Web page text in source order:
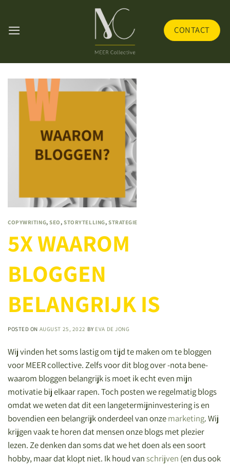
content
CONTACT
COPYWRITING,SEO ,STORYTELLING, STRATEGIE
5X WAAROM
BLOGGEN
BELANGRIJK IS
POSTED ON AUGUST 25, 2022 BY EVA DE JONG
Wij vinden het soms lastig om tijd te maken om te bloggen
voor MEER collective. Zelfs voor dit blog over -nota bene-
waarom bloggen belangrijk is moet ik echt even mijn
motivatie bij elkaar rapen.Toch posten we regelmatig blogs
omdat we weten dat dit een langetermijninvestering is en
bovendien een belangrijk onderdeel van onzemarketing. Wij
krijgen vaak te horen dat mensen onze blogs met plezier
lezen. Ze denken dan soms dat we het doen als een soort
hobby, maar dat klopt niet. Ik houd van schrijven (en dus ook